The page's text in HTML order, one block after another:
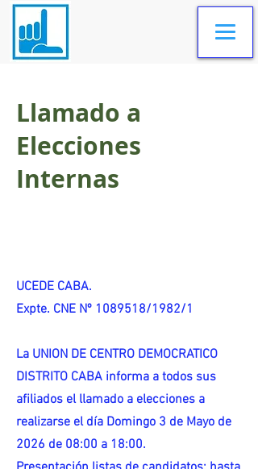
Llamado a
Elecciones
Internas
UCEDE CABA.
Expte. CNE Nº 1089518/1982/1
La UNION DE CENTRO DEMOCRATICO
DISTRITO CABA informa a todos sus
afiliados el llamado a elecciones a
realizarse el día Domingo 3 de Mayo de
2026 de 08:00 a 18:00.